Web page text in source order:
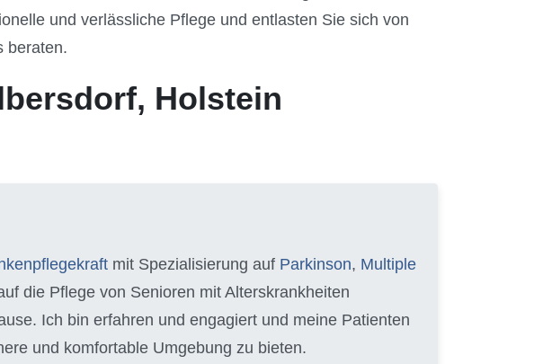
und verlässliche Pflege und entlasten Sie sich von
beraten.
Holstein
mit Spezialisierung auf Parkinson, Multiple
die Pflege von Senioren mit Alterskrankheiten
Ich bin erfahren und engagiert und meine Patienten
und komfortable Umgebung zu bieten.